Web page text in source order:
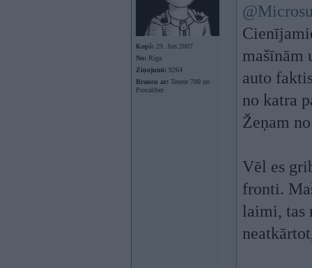
Kopš: 29. Jun 2007
No: Rīga
Ziņojumi: 9264
Braucu ar: Tenere 700 un
Procaliber
mašīnām
auto
no katra
Žeņam
Vēl es
fronti.
laimi, tas